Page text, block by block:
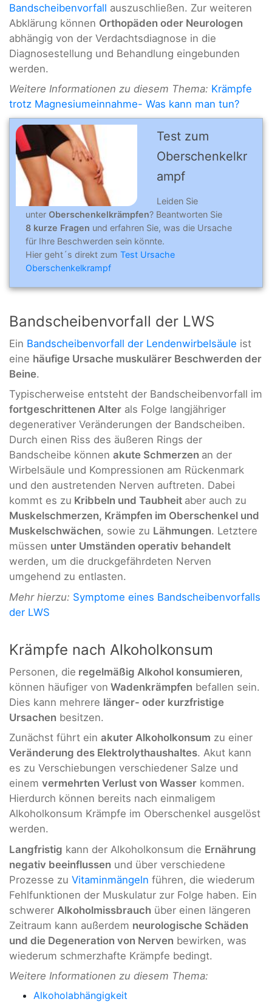
Bandscheibenvorfall auszuschließen. Zur weiteren
Abklärung können Orthopäden oder Neurologen
abhängig von der Verdachtsdiagnose in die
Diagnosestellung und Behandlung eingebunden
werden.
Weitere Informationen zu diesem Thema: Krämpfe
trotz Magnesiumeinnahme- Was kann man tun?
Test zum
Oberschenkelkr
ampf
Leiden Sie
unter Oberschenkelkrämpfen? Beantworten Sie
8 kurze Fragen und erfahren Sie, was die Ursache
für Ihre Beschwerden sein könnte.
Hier geht´s direkt zum Test Ursache
Oberschenkelkrampf
Bandscheibenvorfall der LWS
Ein Bandscheibenvorfall der Lendenwirbelsäule ist
eine häufige Ursache muskulärer Beschwerden der
Beine.
Typischerweise entsteht der Bandscheibenvorfall im
fortgeschrittenen Alter als Folge langjähriger
degenerativer Veränderungen der Bandscheiben.
Durch einen Riss des äußeren Rings der
Bandscheibe können akute Schmerzen an der
Wirbelsäule und Kompressionen am Rückenmark
und den austretenden Nerven auftreten. Dabei
kommt es zu Kribbeln und Taubheit aber auch zu
Muskelschmerzen, Krämpfen im Oberschenkel und
Muskelschwächen, sowie zu Lähmungen. Letztere
müssen unter Umständen operativ behandelt
werden, um die druckgefährdeten Nerven
umgehend zu entlasten.
Mehr hierzu: Symptome eines Bandscheibenvorfalls
der LWS
Krämpfe nach Alkoholkonsum
Personen, die regelmäßig Alkohol konsumieren,
können häufiger von Wadenkrämpfen befallen sein.
Dies kann mehrere länger- oder kurzfristige
Ursachen besitzen.
Zunächst führt ein akuter Alkoholkonsum zu einer
Veränderung des Elektrolythaushaltes. Akut kann
es zu Verschiebungen verschiedener Salze und
einem vermehrten Verlust von Wasser kommen.
Hierdurch können bereits nach einmaligem
Alkoholkonsum Krämpfe im Oberschenkel ausgelöst
werden.
Langfristig kann der Alkoholkonsum die Ernährung
negativ beeinflussen und über verschiedene
Prozesse zu Vitaminmängeln führen, die wiederum
Fehlfunktionen der Muskulatur zur Folge haben. Ein
schwerer Alkoholmissbrauch über einen längeren
Zeitraum kann außerdem neurologische Schäden
und die Degeneration von Nerven bewirken, was
wiederum schmerzhafte Krämpfe bedingt.
Weitere Informationen zu diesem Thema:
Alkoholabhängigkeit